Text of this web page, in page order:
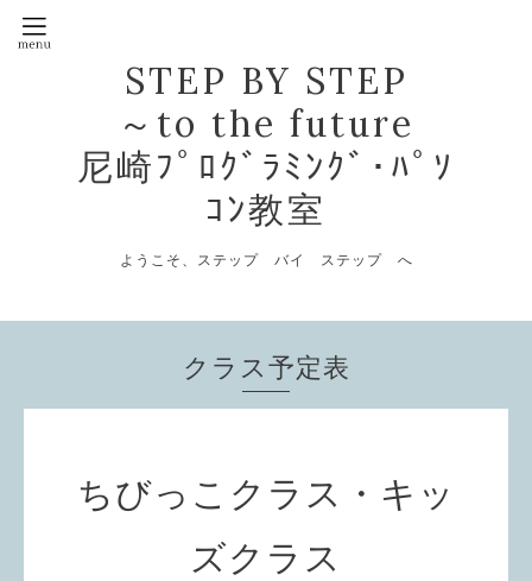
STEP BY STEP
～to the future
尼崎ﾌﾟﾛｸﾞﾗﾐﾝｸﾞ･ﾊﾟｿ
ｺﾝ教室
ようこそ、ステップ バイ ステップ へ
クラス予定表
ちびっこクラス・キッ
ズクラス